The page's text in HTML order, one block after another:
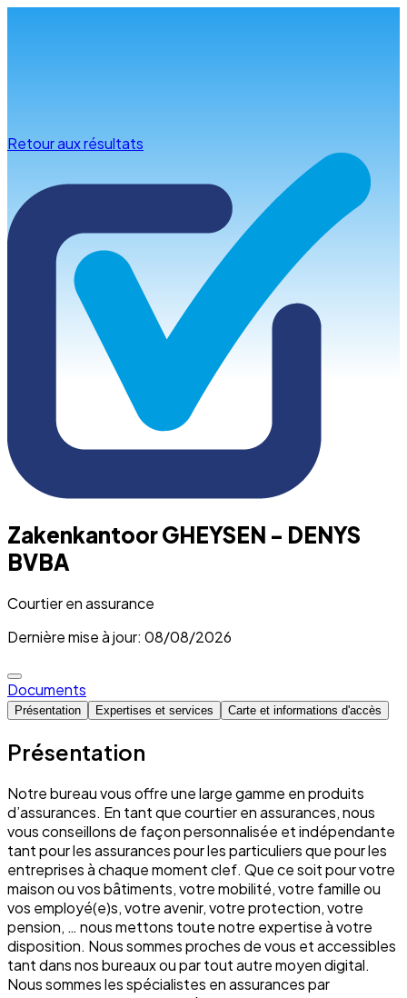
Retour aux résultats
Zakenkantoor GHEYSEN - DENYS
BVBA
Courtier en assurance
Dernière mise à jour: 08/08/2026
Documents
Présentation Expertises et services Carte et informations d'accès
Présentation
Notre bureau vous offre une large gamme en produits
d’assurances. En tant que courtier en assurances, nous
vous conseillons de façon personnalisée et indépendante
tant pour les assurances pour les particuliers que pour les
entreprises à chaque moment clef. Que ce soit pour votre
maison ou vos bâtiments, votre mobilité, votre famille ou
vos employé(e)s, votre avenir, votre protection, votre
pension, … nous mettons toute notre expertise à votre
disposition. Nous sommes proches de vous et accessibles
tant dans nos bureaux ou par tout autre moyen digital.
Nous sommes les spécialistes en assurances par